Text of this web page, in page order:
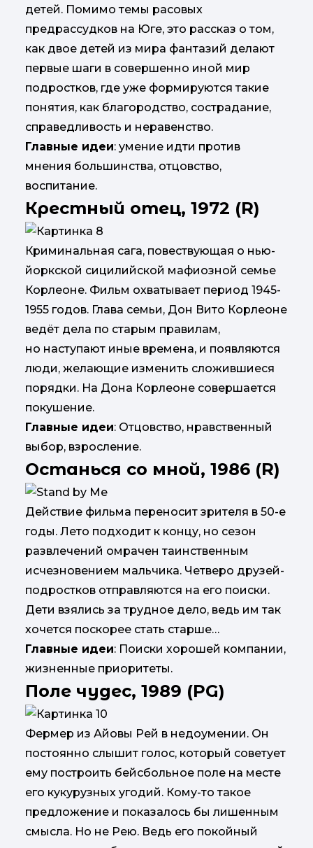
детей. Помимо темы расовых
предрассудков на Юге, это рассказ о том,
как двое детей из мира фантазий делают
первые шаги в совершенно иной мир
подростков, где уже формируются такие
понятия, как благородство, сострадание,
справедливость и неравенство.
Главные идеи: умение идти против
мнения большинства, отцовство,
воспитание.
Крестный отец, 1972 (R)
Криминальная сага, повествующая о нью-
йоркской сицилийской мафиозной семье
Корлеоне. Фильм охватывает период 1945-
1955 годов. Глава семьи, Дон Вито Корлеоне
ведёт дела по старым правилам,
но наступают иные времена, и появляются
люди, желающие изменить сложившиеся
порядки. На Дона Корлеоне совершается
покушение.
Главные идеи: Отцовство, нравственный
выбор, взросление.
Останься со мной, 1986 (R)
Действие фильма переносит зрителя в 50-е
годы. Лето подходит к концу, но сезон
развлечений омрачен таинственным
исчезновением мальчика. Четверо друзей-
подростков отправляются на его поиски.
Дети взялись за трудное дело, ведь им так
хочется поскорее стать старше…
Главные идеи: Поиски хорошей компании,
жизненные приоритеты.
Поле чудес, 1989 (PG)
Фермер из Айовы Рей в недоумении. Он
постоянно слышит голос, который советует
ему построить бейсбольное поле на месте
его кукурузных угодий. Кому-то такое
предложение и показалось бы лишенным
смысла. Но не Рею. Ведь его покойный